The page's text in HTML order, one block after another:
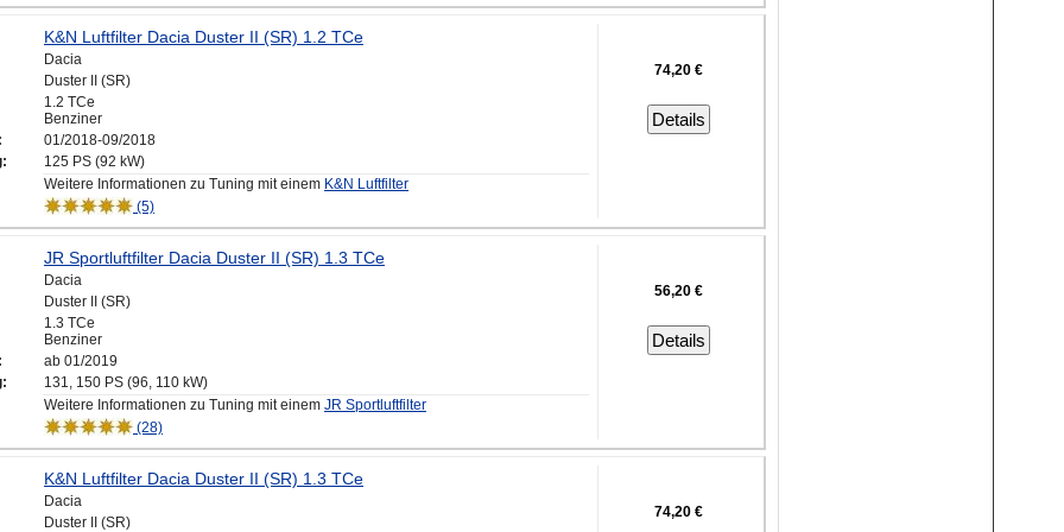
K&N Luftfilter Dacia Duster II (SR) 1.2 TCe
Dacia
Duster II (SR)
1.2 TCe
Benziner
01/2018-09/2018
125 PS (92 kW)
Weitere Informationen zu Tuning mit einem K&N Luftfilter
(5)
74,20 €
Details
JR Sportluftfilter Dacia Duster II (SR) 1.3 TCe
Dacia
Duster II (SR)
1.3 TCe
Benziner
ab 01/2019
131, 150 PS (96, 110 kW)
Weitere Informationen zu Tuning mit einem JR Sportluftfilter
(28)
56,20 €
Details
K&N Luftfilter Dacia Duster II (SR) 1.3 TCe
Dacia
Duster II (SR)
74,20 €